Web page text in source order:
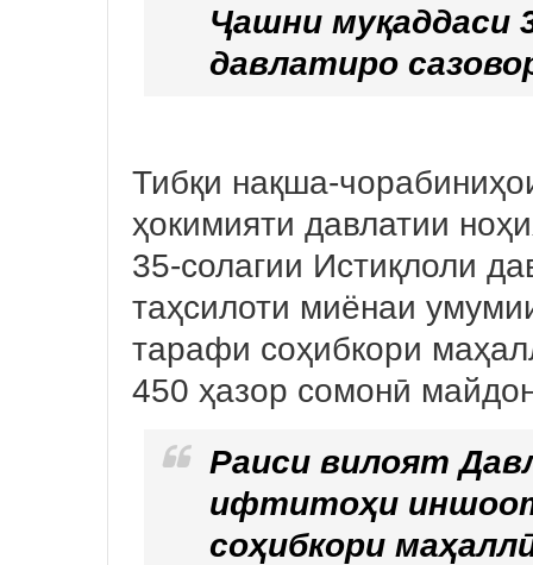
Ҷашни муқаддаси
давлатиро
Тибқи нақша-
ҳокимияти давлатии
35-солагии Истиқлоли
таҳсилоти миёнаи
тарафи соҳибкори
450 ҳазор сомонӣ
Раиси вилоят
ифтитоҳи
соҳибкори